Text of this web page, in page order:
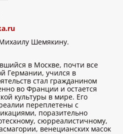
Шемякину.
в Москве, почти все
Германии, учился в
стал гражданином
во Франции и остается
культуры в мире. Его
переплетены с
поразительно
сюрреалистичному,
венецианских масок